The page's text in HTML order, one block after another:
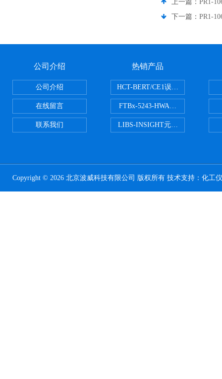
上一篇： PR1-
下一篇： PR1-
公司介绍
公司介绍
在线留言
联系我们
热销产品
HCT-BERT/CE1误码测试仪
FTBx-5243-HWA光谱分析仪
LIBS-INSIGHT元素光谱分析仪
Copyright © 2026 北京波威科技有限公司 版权所有 技术支持： 化工